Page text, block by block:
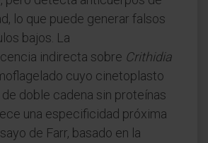
lo que puede generar falsos
bajos. La
indirecta sobre Crithidia
cuyo cinetoplasto
doble cadena sin proteínas
una especificidad próxima
de Farr, basado en la